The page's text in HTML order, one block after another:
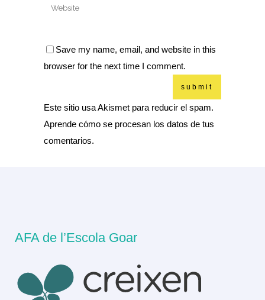
Save my name, email, and website in this
browser for the next time I comment.
Este sitio usa Akismet para reducir el spam.
Aprende cómo se procesan los datos de tus
comentarios.
AFA de l’Escola Goar